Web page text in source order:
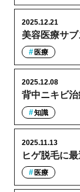
美容医療サ
2025.12.21
医療
背中ニキビ
2025.12.08
知識
ヒゲ脱毛に
2025.11.13
医療